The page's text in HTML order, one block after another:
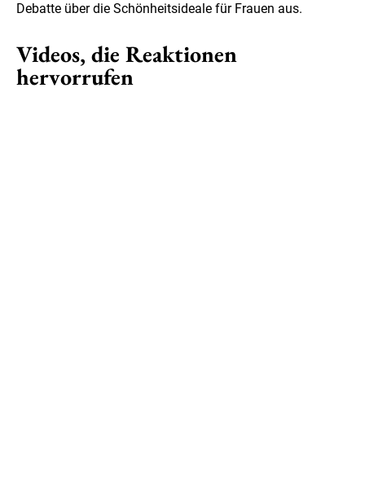
Debatte über die Schönheitsideale für Frauen aus.
Videos, die Reaktionen
hervorrufen